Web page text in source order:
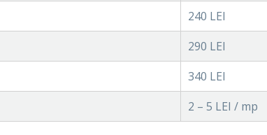
240 LEI
290 LEI
340 LEI
2 – 5 LEI / mp